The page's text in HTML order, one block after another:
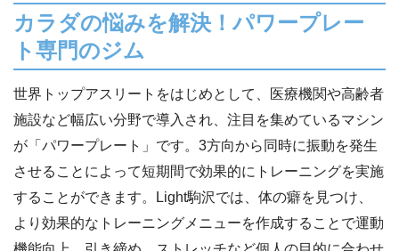
カラダの悩みを解決！パワープレー
ト専門のジム
世界トップアスリートをはじめとして、医療機関や高齢者
施設など幅広い分野で導入され、注目を集めているマシン
が「パワープレート」です。3方向から同時に振動を発生
させることによって短期間で効果的にトレーニングを実施
することができます。Light駒沢では、体の癖を見つけ、
より効果的なトレーニングメニューを作成することで運動